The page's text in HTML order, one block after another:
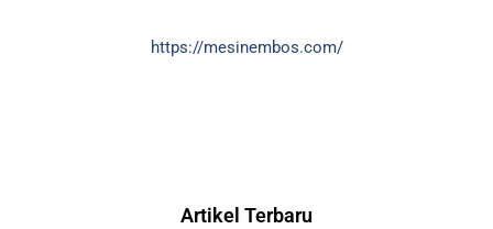
https://mesinembos.com/
Artikel Terbaru